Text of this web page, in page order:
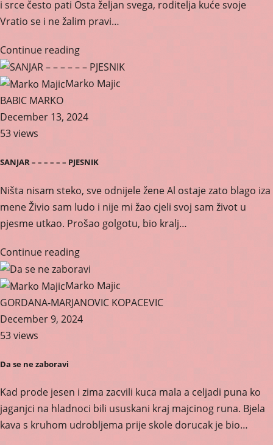
i srce često pati Osta željan svega, roditelja kuće svoje
Vratio se i ne žalim pravi…
Continue reading
Marko Majic
BABIC MARKO
December 13, 2024
53 views
SANJAR – – – – – – PJESNIK
Ništa nisam steko, sve odnijele žene Al ostaje zato blago iza
mene Živio sam ludo i nije mi žao cjeli svoj sam život u
pjesme utkao. Prošao golgotu, bio kralj…
Continue reading
Marko Majic
GORDANA-MARJANOVIC KOPACEVIC
December 9, 2024
53 views
Da se ne zaboravi
Kad prode jesen i zima zacvili kuca mala a celjadi puna ko
jaganjci na hladnoci bili ususkani kraj majcinog runa. Bjela
kava s kruhom udrobljema prije skole dorucak je bio…